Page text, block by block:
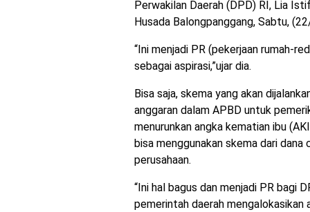
Perwakilan Daerah (DPD) RI, Lia
Husada Balongpanggang, Sabtu,
“Ini menjadi PR (pekerjaan rumah-
sebagai aspirasi,”ujar dia.
Bisa saja, skema yang akan
anggaran dalam APBD untuk
menurunkan angka kematian ibu
bisa menggunakan skema dari
perusahaan.
“Ini hal bagus dan menjadi PR bagi
pemerintah daerah mengalokasikan